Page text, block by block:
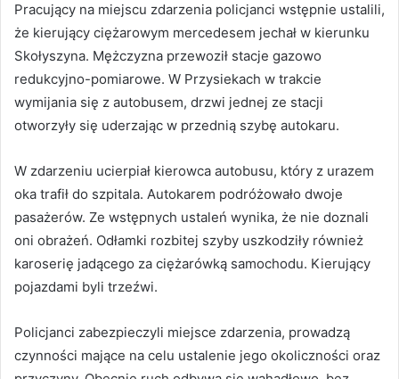
Pracujący na miejscu zdarzenia policjanci wstępnie ustalili,
że kierujący ciężarowym mercedesem jechał w kierunku
Skołyszyna. Mężczyzna przewoził stacje gazowo
redukcyjno-pomiarowe. W Przysiekach w trakcie
wymijania się z autobusem, drzwi jednej ze stacji
otworzyły się uderzając w przednią szybę autokaru.
W zdarzeniu ucierpiał kierowca autobusu, który z urazem
oka trafił do szpitala. Autokarem podróżowało dwoje
pasażerów. Ze wstępnych ustaleń wynika, że nie doznali
oni obrażeń. Odłamki rozbitej szyby uszkodziły również
karoserię jadącego za ciężarówką samochodu. Kierujący
pojazdami byli trzeźwi.
Policjanci zabezpieczyli miejsce zdarzenia, prowadzą
czynności mające na celu ustalenie jego okoliczności oraz